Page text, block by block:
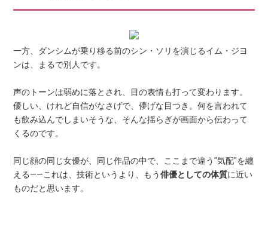
一方、ダンシムが乗り移る前のシン・ソリを演じるイム・ジヨ
ンは、まるで別人です。
声のトーンは弱めに落とされ、目の表情も打って変わります。
優しい、けれど自信がなさげで、儚げな目つき。何を言われて
も飲み込んでしまいそうな、そんな揺らぎが画面から伝わって
くるのです。
同じ顔の同じ女優が、同じ作品の中で、ここまで違う"気配"を纏
える——これは、技術というより、もう俳優としての体質に近い
ものだと思います。